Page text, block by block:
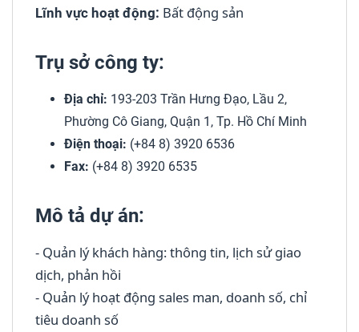
Lĩnh vực hoạt động: Bất động sản
Trụ sở công ty:
Địa chỉ: 193-203 Trần Hưng Đạo, Lầu 2,
Phường Cô Giang, Quận 1, Tp. Hồ Chí Minh
Điện thoại: (+84 8) 3920 6536
Fax: (+84 8) 3920 6535
Mô tả dự án:
- Quản lý khách hàng: thông tin, lịch sử giao
dịch, phản hồi
- Quản lý hoạt động sales man, doanh số, chỉ
tiêu doanh số